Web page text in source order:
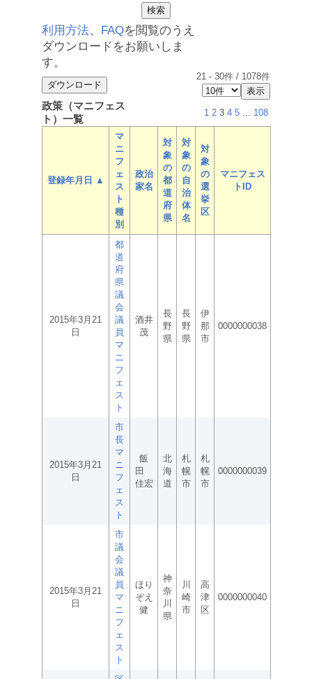
利用方法、 FAQを閲覧のうえ
ダウンロードをお願いしま
す。
21 - 30件 / 1078件
政策（マニフェス
ト）一覧
1 2 3 4 5 ... 108
登録年月日 ▲
マ
ニ
フ
ェ
ス
ト
種
別
政治
家名
対
象
の
都
道
府
県
対
象
の
自
治
体
名
対
象
の
選
挙
区
マニフェス
トID
2015年3月21
日
都
道
府
県
議
会
議
員
マ
ニ
フ
ェ
ス
ト
酒井
茂
長
野
県
長
野
県
伊
那
市
0000000038
2015年3月21
日
市
長
マ
ニ
フ
ェ
ス
ト
飯
田
佳宏
北
海
道
札
幌
市
札
幌
市
0000000039
2015年3月21
日
市
議
会
議
員
マ
ニ
フ
ェ
ス
ト
ほり
ぞえ
健
神
奈
川
県
川
崎
市
高
津
区
0000000040